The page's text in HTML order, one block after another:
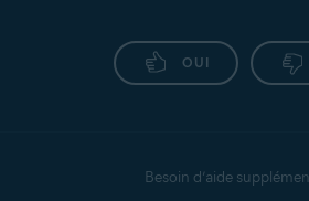
OUI
Besoin d’aide